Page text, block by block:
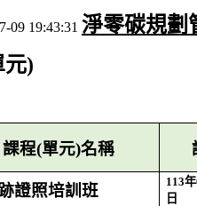
09 19:43:31 淨零碳規劃
元)
課程(單元)名稱
證照培訓班 113年
日